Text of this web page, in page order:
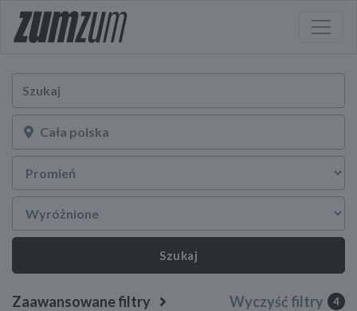
Szukaj
Zaawansowane filtry Wyczyść filtry 4